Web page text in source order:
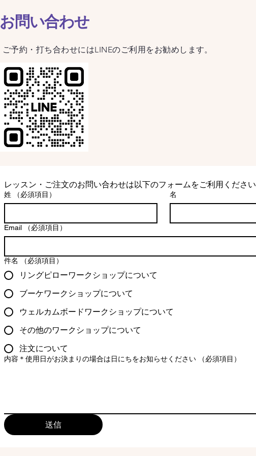
お問い合わせ
​ご予約・打ち合わせにはLINEのご利用をお勧めします。
レッスン・ご注文のお問い合わせは以下のフォームをご利用ください
姓 （必須項目） 名
Email （必須項目）
件名 （必須項目）
リングピローワークショップについて
ブーケワークショップについて
ウェルカムボードワークショップについて
その他のワークショップについて
注文について
内容＊使用日がお決まりの場合は日にちをお知らせください （必須項目）
送信